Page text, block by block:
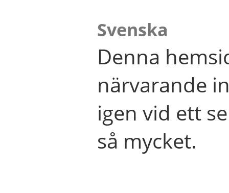
Svenska
Denna
närvarande
igen vid ett
så mycket.